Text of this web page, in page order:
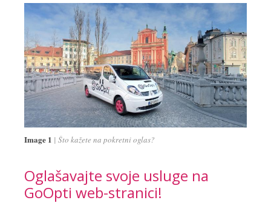
Image 1 Što kažete na pokretni oglas?
Oglašavajte svoje usluge na
GoOpti web-stranici!